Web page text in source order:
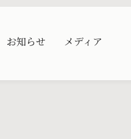
お知らせ メディア